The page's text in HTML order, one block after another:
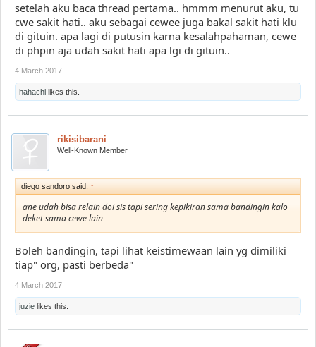
setelah aku baca thread pertama.. hmmm menurut aku, tu
cwe sakit hati.. aku sebagai cewee juga bakal sakit hati klu
di gituin. apa lagi di putusin karna kesalahpahaman, cewe
di phpin aja udah sakit hati apa lgi di gituin..
4 March 2017
hahachi likes this.
rikisibarani
Well-Known Member
diego sandoro said: ↑
ane udah bisa relain doi sis tapi sering kepikiran sama bandingin kalo
deket sama cewe lain
Boleh bandingin, tapi lihat keistimewaan lain yg dimiliki
tiap" org, pasti berbeda"
4 March 2017
juzie likes this.